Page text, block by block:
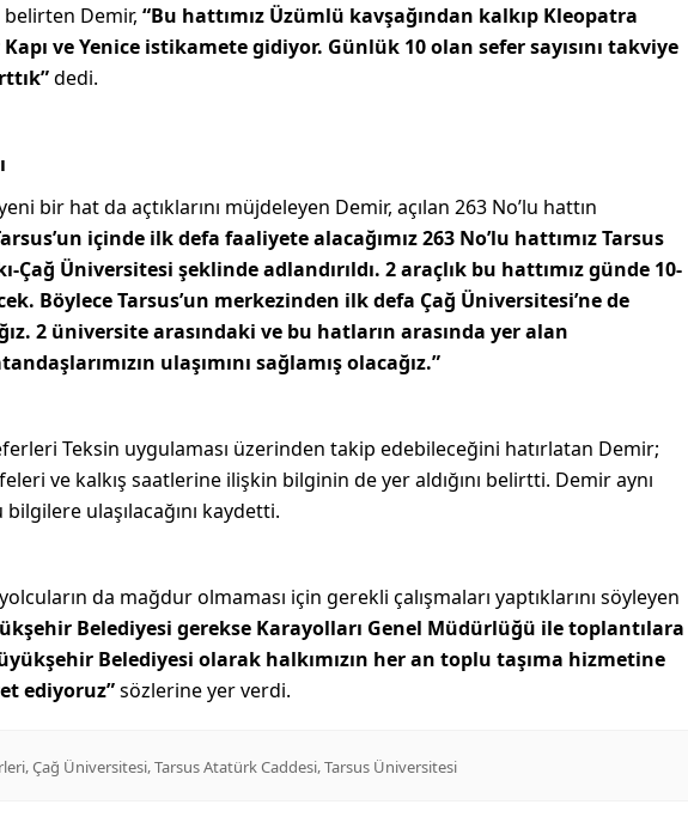
belirten Demir, “Bu hattımız Üzümlü kavşağından kalkıp Kleopatra
ve Yenice istikamete gidiyor. Günlük 10 olan sefer sayısını takviye
dedi.
bir hat da açtıklarını müjdeleyen Demir, açılan 263 No’lu hattın
içinde ilk defa faaliyete alacağımız 263 No’lu hattımız Tarsus
Çağ Üniversitesi şeklinde adlandırıldı. 2 araçlık bu hattımız günde 10-
Böylece Tarsus’un merkezinden ilk defa Çağ Üniversitesi’ne de
2 üniversite arasındaki ve bu hatların arasında yer alan
ulaşımını sağlamış olacağız.”
Teksin uygulaması üzerinden takip edebileceğini hatırlatan Demir;
ve kalkış saatlerine ilişkin bilginin de yer aldığını belirtti. Demir aynı
ulaşılacağını kaydetti.
da mağdur olmaması için gerekli çalışmaları yaptıklarını söyleyen
Belediyesi gerekse Karayolları Genel Müdürlüğü ile toplantılara
Belediyesi olarak halkımızın her an toplu taşıma hizmetine
ediyoruz”sözlerine yer verdi.
,Çağ Üniversitesi,Tarsus Atatürk Caddesi,Tarsus Üniversitesi